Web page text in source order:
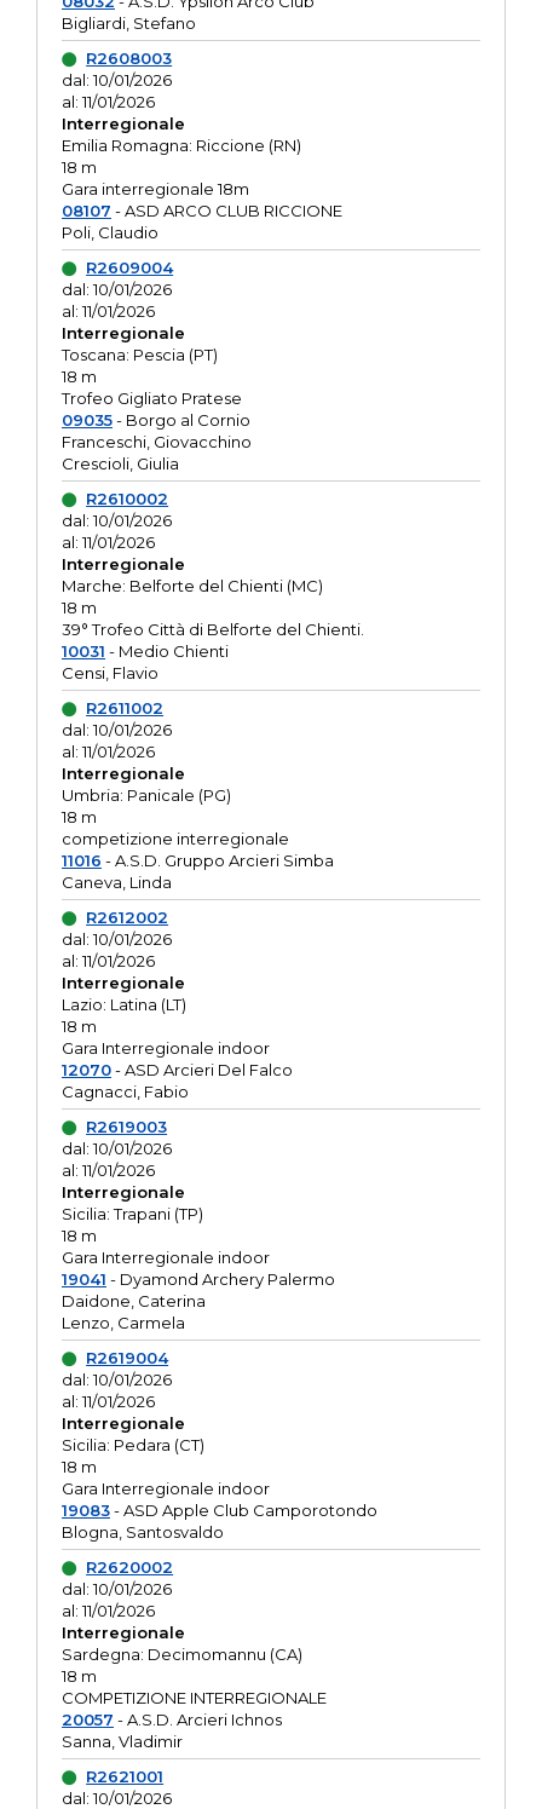
Bigliardi, Stefano
R2608003
dal: 10/01/2026
al: 11/01/2026
Interregionale
Emilia Romagna: Riccione (RN)
18 m
Gara interregionale 18m
08107 - ASD ARCO CLUB RICCIONE
Poli, Claudio
R2609004
dal: 10/01/2026
al: 11/01/2026
Interregionale
Toscana: Pescia (PT)
18 m
Trofeo Gigliato Pratese
09035- Borgo al Cornio
Franceschi, Giovacchino
Crescioli, Giulia
R2610002
dal: 10/01/2026
al: 11/01/2026
Interregionale
Marche: Belforte del Chienti (MC)
18 m
39° Trofeo Città di Belforte del Chienti.
10031 - Medio Chienti
Censi, Flavio
R2611002
dal: 10/01/2026
al: 11/01/2026
Interregionale
Umbria: Panicale (PG)
18 m
competizione interregionale
11016 - A.S.D. Gruppo Arcieri Simba
Caneva, Linda
R2612002
dal: 10/01/2026
al: 11/01/2026
Interregionale
Lazio: Latina (LT)
18 m
Gara Interregionale indoor
12070- ASD Arcieri Del Falco
Cagnacci, Fabio
R2619003
dal: 10/01/2026
al: 11/01/2026
Interregionale
Sicilia: Trapani (TP)
18 m
Gara Interregionale indoor
19041 - Dyamond Archery Palermo
Daidone, Caterina
Lenzo, Carmela
R2619004
dal: 10/01/2026
al: 11/01/2026
Interregionale
Sicilia: Pedara (CT)
18 m
Gara Interregionale indoor
19083- ASD Apple Club Camporotondo
Blogna, Santosvaldo
R2620002
dal: 10/01/2026
al: 11/01/2026
Interregionale
Sardegna: Decimomannu (CA)
18 m
COMPETIZIONE INTERREGIONALE
20057 - A.S.D. Arcieri Ichnos
Sanna, Vladimir
R2621001
dal: 10/01/2026